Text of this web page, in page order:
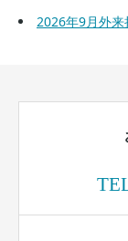
2026年9月外